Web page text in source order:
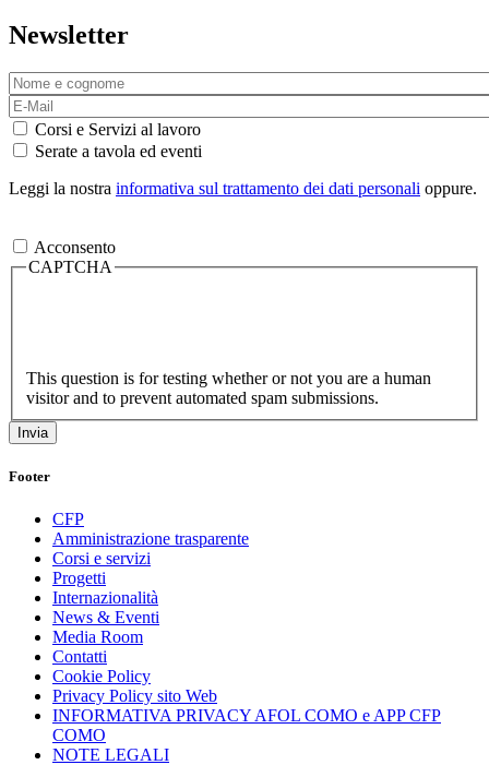
Newsletter
Corsi e Servizi al lavoro
Serate a tavola ed eventi
Leggi la nostra informativa sul trattamento dei dati personali oppure.
Acconsento
CAPTCHA
This question is for testing whether or not you are a human
visitor and to prevent automated spam submissions.
Footer
CFP
Amministrazione trasparente
Corsi e servizi
Progetti
Internazionalità
News & Eventi
Media Room
Contatti
Cookie Policy
Privacy Policy sito Web
INFORMATIVA PRIVACY AFOL COMO e APP CFP
COMO
NOTE LEGALI